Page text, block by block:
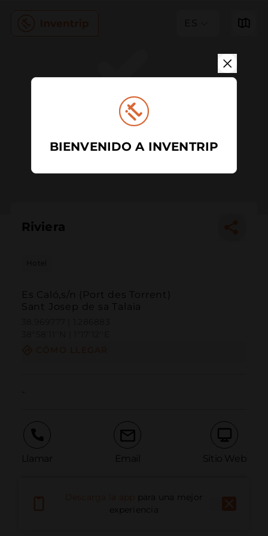
ES
Riviera
Hotel
Es Caló,s/n (Port des Torrent)
Sant Josep de sa Talaia
Llamar Email Sitio Web
Informar problemapara una mejor
experiencia
BIENVENIDO A INVENTRIP